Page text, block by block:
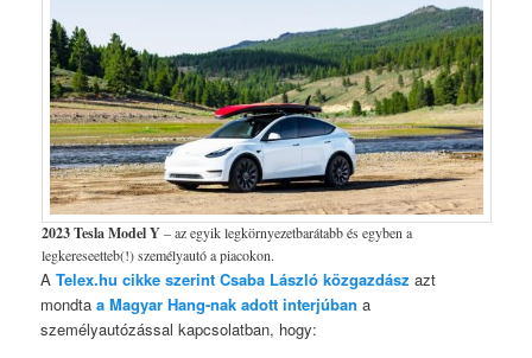
2023 Tesla Model Y– az egyik legkörnyezetbarátabb és egyben a
legkereseetteb(!) személyautó a piacokon.
ATelex.hu cikke szerint Csaba László közgazdász azt
mondtaa Magyar Hang-nak adott interjúban a
személyautózással kapcsolatban, hogy: